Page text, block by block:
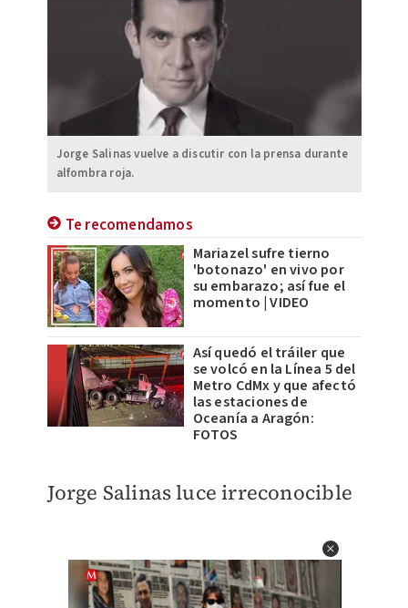
Jorge Salinas vuelve a discutir con la prensa durante
alfombra roja.
Te recomendamos
Mariazel sufre tierno
'botonazo' en vivo por
su embarazo; así fue el
momento | VIDEO
Así quedó el tráiler que
se volcó en la Línea 5 del
Metro CdMx y que afectó
las estaciones de
Oceanía a Aragón:
FOTOS
Jorge Salinas luce irreconocible